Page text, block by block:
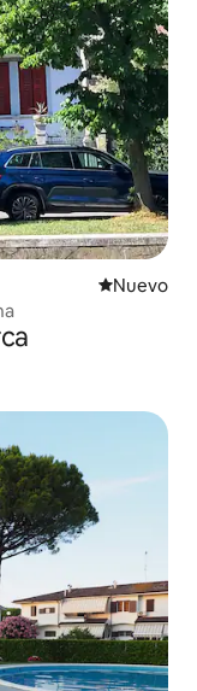
Nuevo
Nuevo